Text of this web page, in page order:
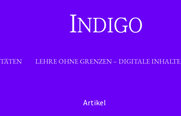
LEHRE OHNE GRENZEN – DIGITALE INHALTE
Artikel